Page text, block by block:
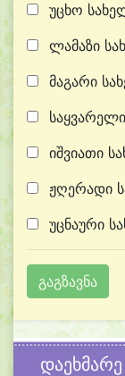
უცხო
ლამაზი
მაგარი
იშვიათი
ჟღერადი
უცნაური